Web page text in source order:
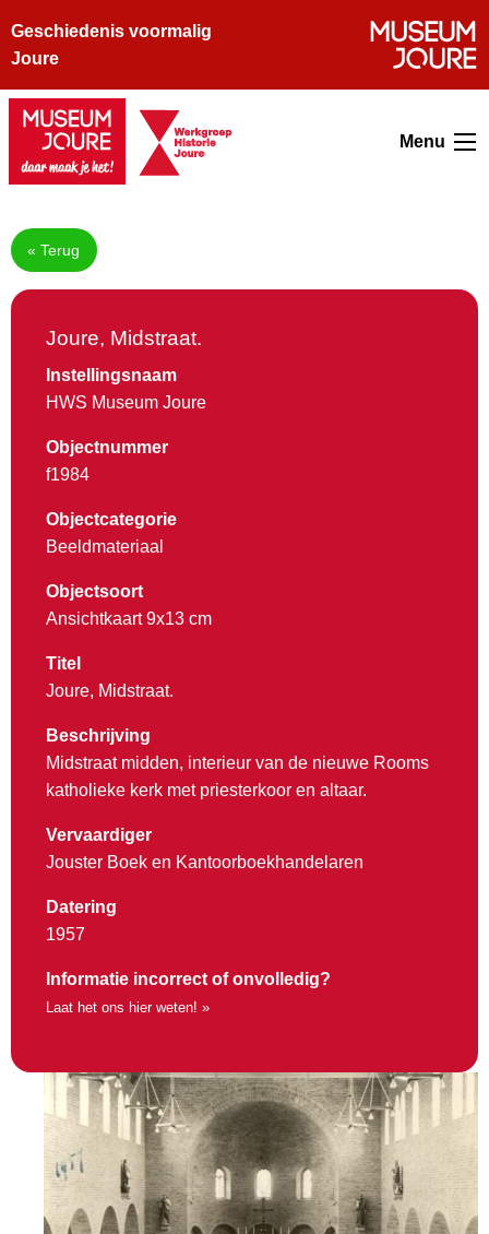
Geschiedenis voormalig
Joure
Menu
« Terug
Joure, Midstraat.
Instellingsnaam
HWS Museum Joure
Objectnummer
f1984
Objectcategorie
Beeldmateriaal
Objectsoort
Ansichtkaart 9x13 cm
Titel
Joure, Midstraat.
Beschrijving
Midstraat midden, interieur van de nieuwe Rooms
katholieke kerk met priesterkoor en altaar.
Vervaardiger
Jouster Boek en Kantoorboekhandelaren
Datering
1957
Informatie incorrect of onvolledig?
Laat het ons hier weten! »